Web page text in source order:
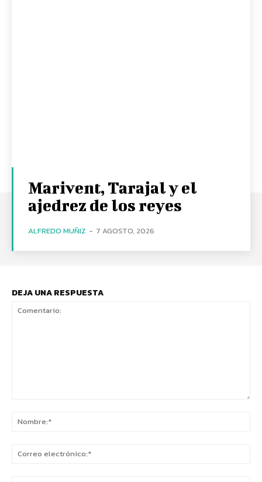
Marivent, Tarajal y el
ajedrez de los reyes
ALFREDO MUÑIZ - 7 AGOSTO, 2026
DEJA UNA RESPUESTA